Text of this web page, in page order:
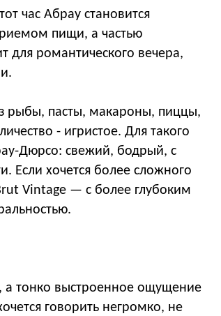
час Абрау становится
пищи, а частью
для романтического вечера,
рыбы, пасты, макароны, пиццы,
- игристое. Для такого
Дюрсо: свежий, бодрый, с
Если хочется более сложного
Vintage — с более глубоким
а тонко выстроенное ощущение
говорить негромко, не